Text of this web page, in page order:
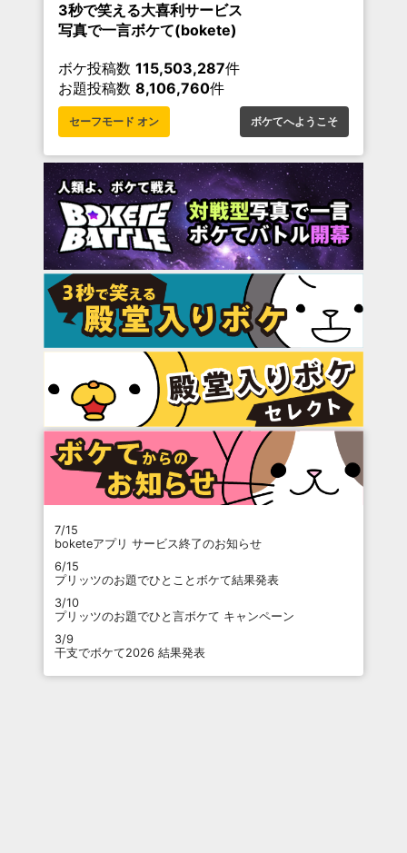
3秒で笑える大喜利サービス
写真で一言ボケて(bokete)
ボケ投稿数 115,503,287件
お題投稿数 8,106,760件
セーフモード オン ボケてへようこそ
7/15
boketeアプリ サービス終了のお知らせ
6/15
プリッツのお題でひとことボケて結果発表
3/10
プリッツのお題でひと言ボケて キャンペーン
3/9
干支でボケて2026 結果発表